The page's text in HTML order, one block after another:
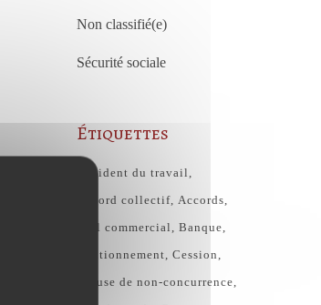
Non classifié(e)
Sécurité sociale
Étiquettes
Accident du travail
Accord collectif Accords
Bail commercial
Banque
Cautionnement Cession
Clause de non-concurrence